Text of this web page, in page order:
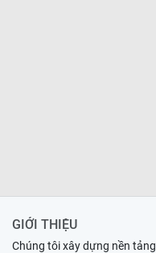
GIỚI THIỆU
Chúng tôi xây dựng nền